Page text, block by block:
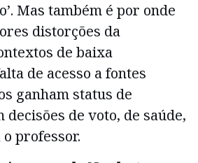
Mas também é por onde
distorções da
de baixa
de acesso a fontes
ganham status de
de voto, de saúde,
professor.